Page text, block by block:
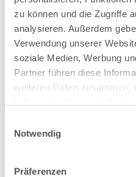
zu können und die Zugriffe
analysieren. Außerdem
Verwendung unserer
soziale Medien, Werbung
Partner führen diese
weiteren Daten zusammen,
Notwendig
Präferenzen
in Germany) inkl. Filtersand
Erdbeständiges Verrohrungsset
4-stufige Comfort-Unterbautreppe
6-teiliges Reinigungsset PLUS
5-teiliges Wasserpflegeset PLUS
Vergleichen